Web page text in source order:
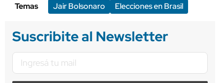
Temas
Jair Bolsonaro Elecciones en Brasil
Suscribite al Newsletter